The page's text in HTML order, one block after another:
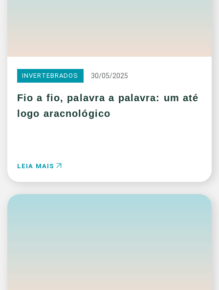
INVERTEBRADOS 30/05/2025
Fio a fio, palavra a palavra: um até
logo aracnológico
LEIA MAIS